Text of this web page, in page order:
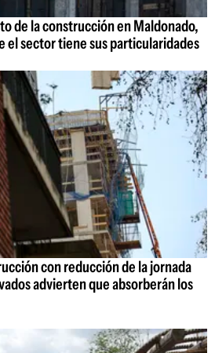
de la construcción en Maldonado,
el sector tiene sus particularidades
con reducción de la jornada
advierten que absorberán los